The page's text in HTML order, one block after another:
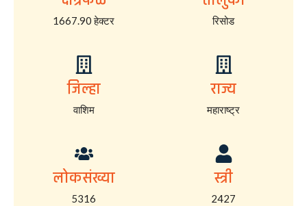
1667.90 हेक्टर रिसोड
जिल्हा
वाशिम
राज्य
महाराष्ट्र
लोकसंख्या
5316
स्त्री
2427